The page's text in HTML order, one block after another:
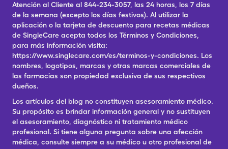
Atención al Cliente al 844-234-3057, las 24 horas, los 7 días
de la semana (excepto los días festivos). Al utilizar la
aplicación o la tarjeta de descuento para recetas médicas
de SingleCare acepta todos los Términos y Condiciones,
para más información visita:
https://www.singlecare.com/es/terminos-y-condiciones. Los
nombres, logotipos, marcas y otras marcas comerciales de
las farmacias son propiedad exclusiva de sus respectivos
dueños.
Los artículos del blog no constituyen asesoramiento médico.
Su propósito es brindar información general y no sustituyen
el asesoramiento, diagnóstico ni tratamiento médico
profesional. Si tiene alguna pregunta sobre una afección
médica, consulte siempre a su médico u otro profesional de